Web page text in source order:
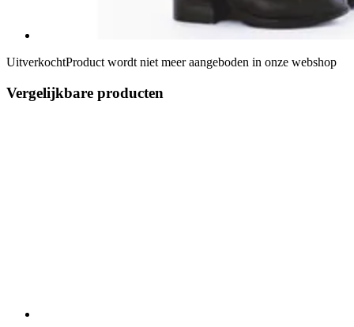
UitverkochtProduct wordt niet meer aangeboden in onze webshop
Vergelijkbare producten